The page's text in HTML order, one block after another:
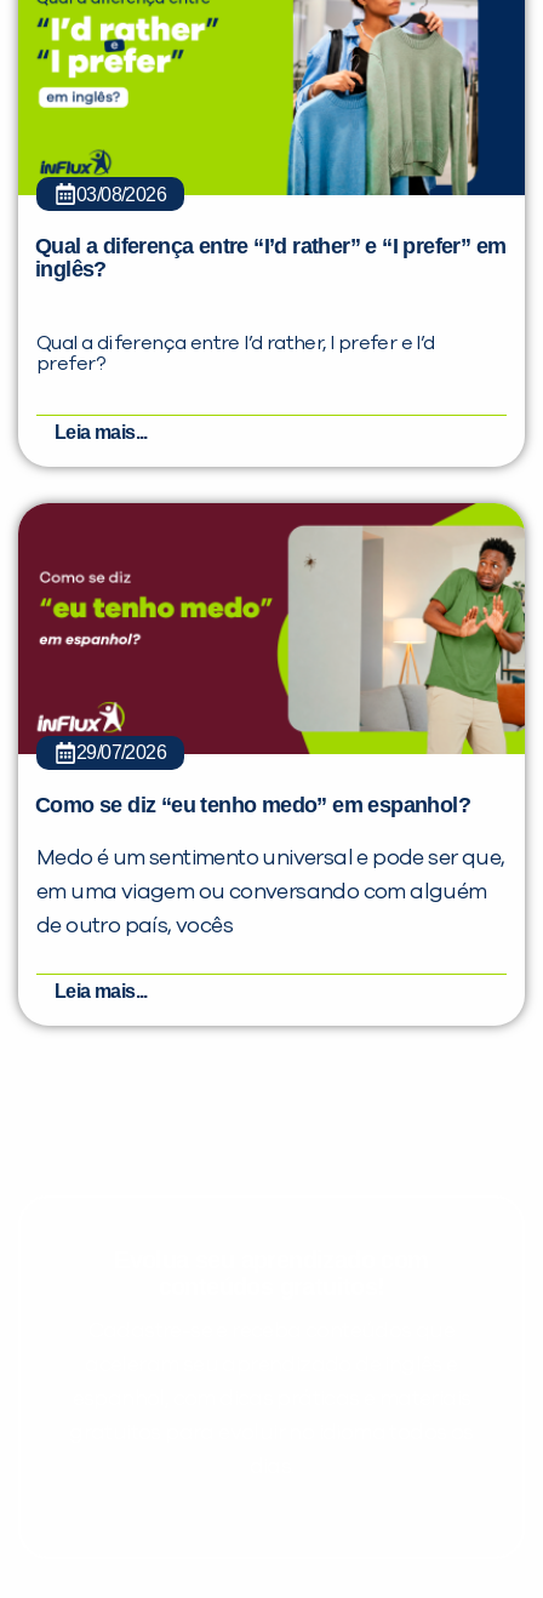
03/08/2026
Qual a diferença entre “I’d rather” e “I prefer” em
inglês?
Qual a diferença entre I’d rather, I prefer e I’d
prefer?
Leia mais...
29/07/2026
Como se diz “eu tenho medo” em espanhol?
Medo é um sentimento universal e pode ser que,
em uma viagem ou conversando com alguém
de outro país, vocês
Leia mais...